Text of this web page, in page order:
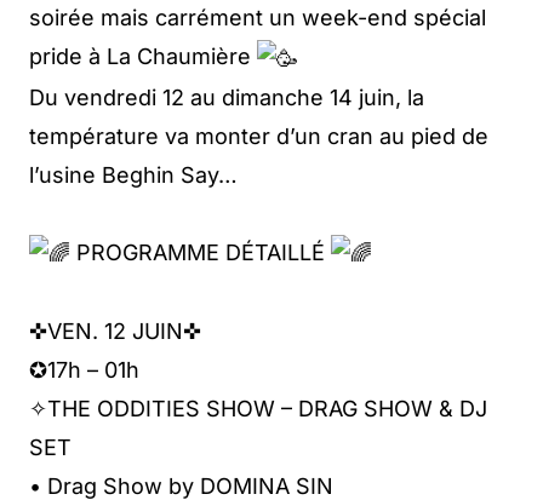
soirée mais carrément un week-end spécial
pride à La Chaumière
Du vendredi 12 au dimanche 14 juin, la
température va monter d’un cran au pied de
l’usine Beghin Say…
PROGRAMME DÉTAILLÉ
✜VEN. 12 JUIN✜
✪17h – 01h
✧THE ODDITIES SHOW – DRAG SHOW & DJ
SET
• Drag Show by DOMINA SIN